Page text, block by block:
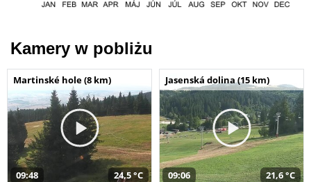
Kamery w pobliżu
Martinské hole (8 km)
09:48 24,5 °C
Jasenská dolina (15 km)
09:06 21,6 °C